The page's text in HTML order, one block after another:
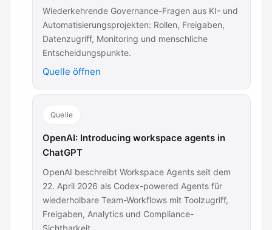
Wiederkehrende Governance-Fragen aus KI- und
Automatisierungsprojekten: Rollen, Freigaben,
Datenzugriff, Monitoring und menschliche
Entscheidungspunkte.
Quelle öffnen
Quelle
OpenAI: Introducing workspace agents in
ChatGPT
OpenAI beschreibt Workspace Agents seit dem
22. April 2026 als Codex-powered Agents für
wiederholbare Team-Workflows mit Toolzugriff,
Freigaben, Analytics und Compliance-